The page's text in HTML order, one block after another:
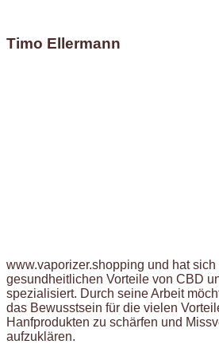
Timo Ellermann
www.vaporizer.shopping und hat sich
gesundheitlichen Vorteile von CBD
spezialisiert. Durch seine Arbeit
das Bewusstsein für die vielen
Hanfprodukten zu schärfen und
aufzuklären.